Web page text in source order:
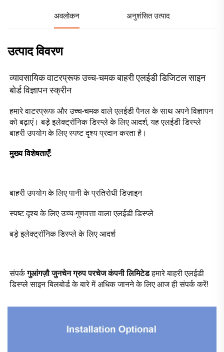
अवलोकन अनुशंसित उत्पाद
उत्पाद विवरण
व्यावसायिक वाटरप्रूफ उच्च-चमक बाहरी एलईडी डिजिटल साइन
बोर्ड विज्ञापन स्क्रीन
हमारे वाटरप्रूफ और उच्च-चमक वाले एलईडी पैनल के साथ अपने विज्ञापन
को बढ़ाएं। बड़े इलेक्ट्रॉनिक डिस्प्ले के लिए आदर्श, यह एलईडी डिस्प्ले
बाहरी उपयोग के लिए स्पष्ट दृश्य प्रदान करता है।
मुख्य विशेषताएँ:
बाहरी उपयोग के लिए पानी के प्रतिरोधी डिज़ाइन
स्पष्ट दृश्य के लिए उच्च-गुणवत्ता वाला एलईडी डिस्प्ले
बड़े इलेक्ट्रॉनिक डिस्प्ले के लिए आदर्श
संपर्क गुआंगज़ौ जुनचेन ग्रुप परचेज कंपनी लिमिटेड हमारे बाहरी एलईडी
डिस्प्ले साइन बिलबोर्ड के बारे में अधिक जानने के लिए आज ही संपर्क करें!